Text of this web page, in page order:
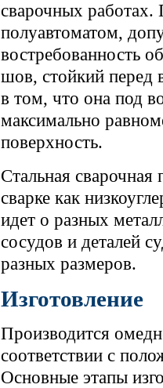
Металлополимерные тросы
Танис
сварочных работах.
полуавтоматом,
востребованность
шов, стойкий перед
в том, что она под
максимально
поверхность.
Стальная сварочная
сварке как
идет о разных
сосудов и деталей
разных размеров.
Изготовление
Производится
соответствии с
Основные этапы